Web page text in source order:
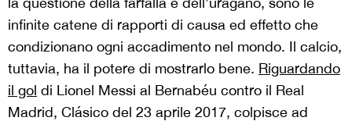
infinite catene di rapporti di causa ed effetto che
condizionano ogni accadimento nel mondo. Il calcio,
tuttavia, ha il potere di mostrarlo bene. Riguardando
il gol di Lionel Messi al Bernabéu contro il Real
Madrid, Clásico del 23 aprile 2017, colpisce ad